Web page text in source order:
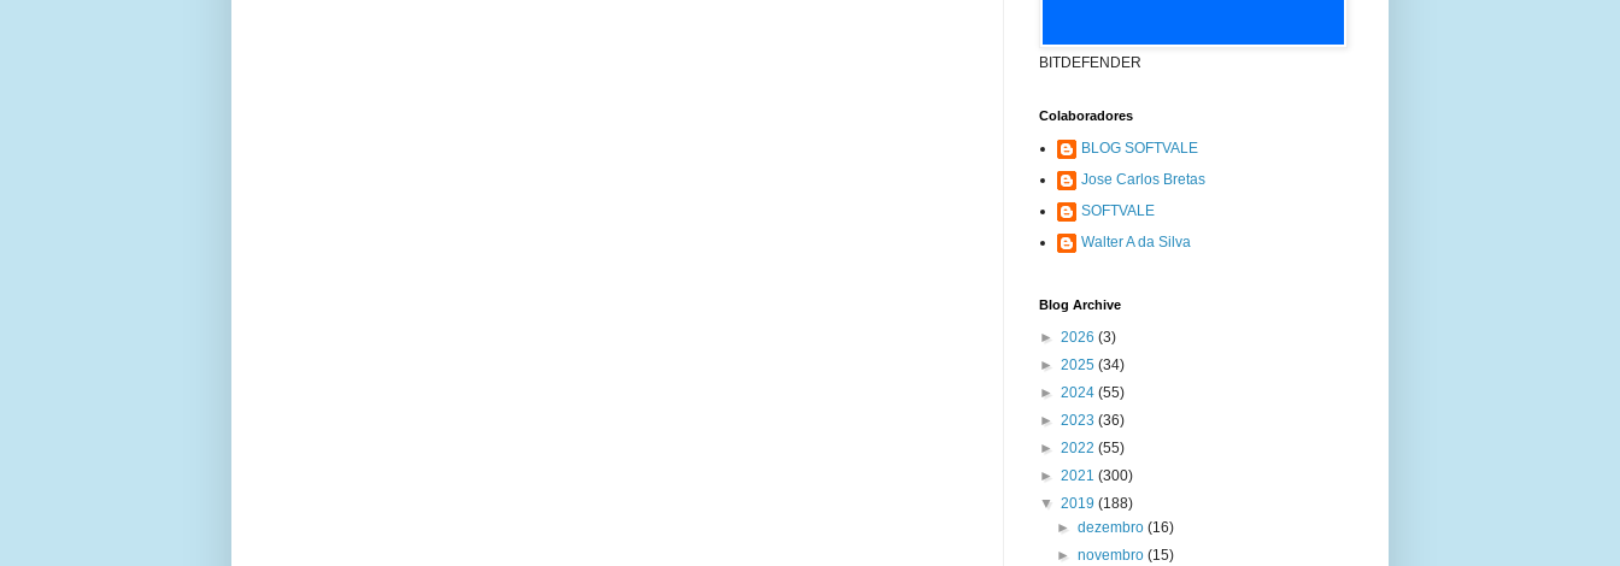
BITDEFENDER
Colaboradores
BLOG SOFTVALE
Jose Carlos Bretas
SOFTVALE
Walter A da Silva
Blog Archive
► 2026 (3)
► 2025 (34)
► 2024 (55)
► 2023 (36)
► 2022 (55)
► 2021 (300)
▼ 2019 (188)
►dezembro(16)
►novembro(15)